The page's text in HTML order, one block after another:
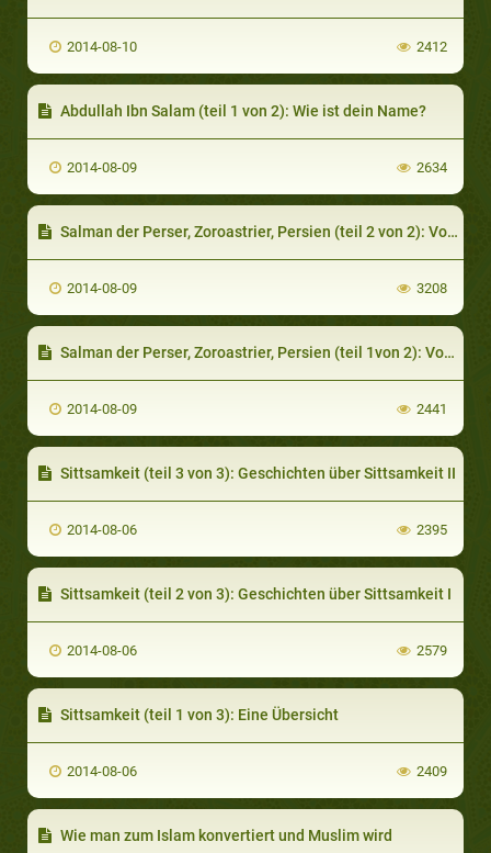
2014-08-10 2412
Abdullah Ibn Salam (teil 1 von 2): Wie ist dein Name?
2014-08-09 2634
Salman der Perser, Zoroastrier, Persien (teil 2 von 2): Vom Christentum zum Islam
2014-08-09 3208
Salman der Perser, Zoroastrier, Persien (teil 1von 2): Vom Zoroastrianismus zum Christentum
2014-08-09 2441
Sittsamkeit (teil 3 von 3): Geschichten über Sittsamkeit II
2014-08-06 2395
Sittsamkeit (teil 2 von 3): Geschichten über Sittsamkeit I
2014-08-06 2579
Sittsamkeit (teil 1 von 3): Eine Übersicht
2014-08-06 2409
Wie man zum Islam konvertiert und Muslim wird